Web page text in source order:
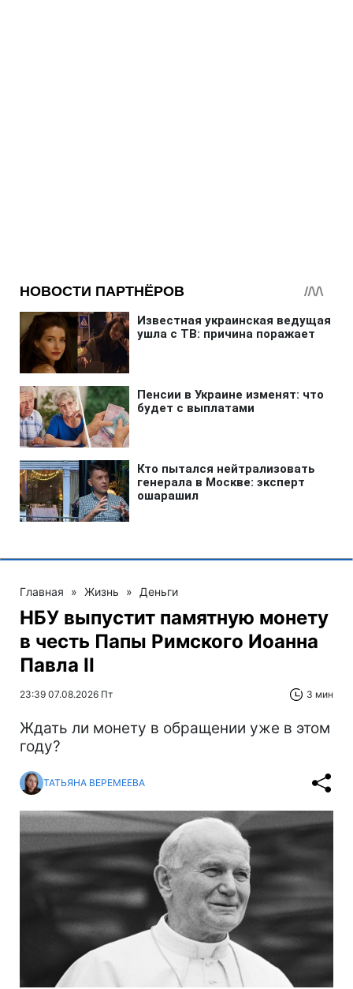
Главная » Жизнь » Деньги
НБУ выпустит памятную монету
в честь Папы Римского Иоанна
Павла II
23:39 07.08.2026 Пт 3 мин
Ждать ли монету в обращении уже в этом
году?
ТАТЬЯНА ВЕРЕМЕЕВА